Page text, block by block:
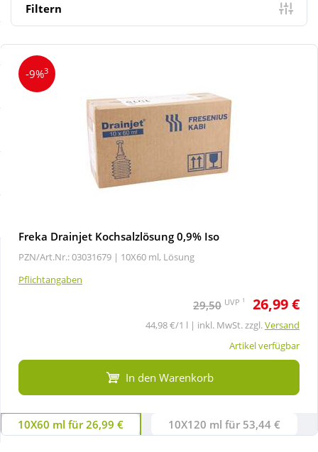
Neuheiten
Sale
Diabetes
Körperpflege & Kosmetik
Natur & Homöopathie
Tierbedarf
Wellness
Filtern
-9%3
Freka Drainjet Kochsalzlösung 0,9% Iso
PZN/Art.Nr.: 03031679 | 10X60 ml, Lösung
Pflichtangaben
29,50 UVP 1 26,99 €
44,98 €/1 l | inkl. MwSt. zzgl.Versand
Artikel verfügbar
In den Warenkorb
10X60 ml für 26,99 € 10X120 ml für 53,44 €